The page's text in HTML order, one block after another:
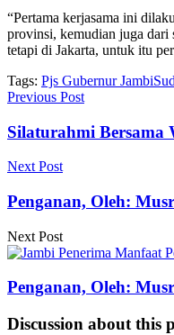
“Pertama kerjasama ini
provinsi, kemudian juga dari
tetapi di Jakarta, untuk itu
Tags: Pjs Gubernur Jambi
Previous Post
Silaturahmi Bersama
Next Post
Penganan, Oleh:
Next Post
Penganan, Oleh:
Discussion about this